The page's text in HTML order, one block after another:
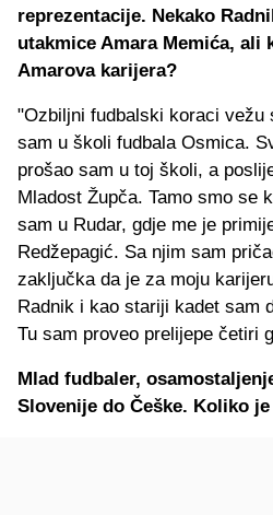
reprezentacije. Nekako
utakmice Amara Memića, ali
Amarova karijera?
"Ozbiljni fudbalski koraci vežu
sam u školi fudbala Osmica.
prošao sam u toj školi, a
Mladost Župča. Tamo smo se
sam u Rudar, gdje me je
Redžepagić. Sa njim sam
zaključka da je za moju
Radnik i kao stariji kadet sam
Tu sam proveo prelijepe četiri
Mlad fudbaler,
Slovenije do Češke. Koliko